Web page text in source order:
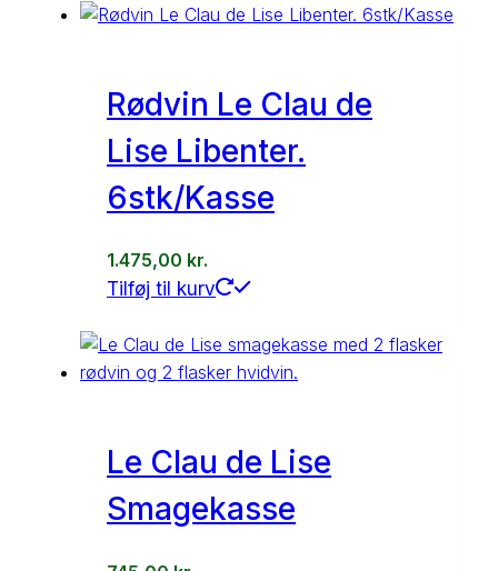
Rødvin Le Clau de
Lise Libenter.
6stk/Kasse
1.475,00 kr.
Tilføj til kurv
Le Clau de Lise
Smagekasse